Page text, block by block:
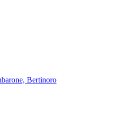
Bertinoro